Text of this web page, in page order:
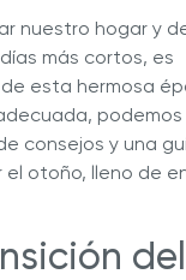
nuestro hogar y
más cortos, es
esta hermosa
podemos
consejos y una
otoño, lleno de
del